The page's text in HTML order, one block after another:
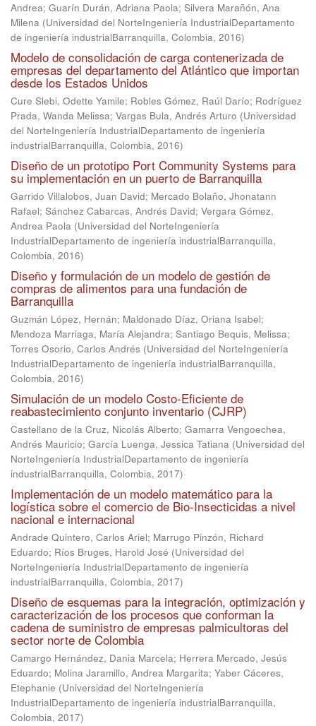
Andrea; Guarín Durán, Adriana Paola; Silvera Marañón, Ana
Milena (Universidad del NorteIngeniería IndustrialDepartamento
de ingeniería industrialBarranquilla, Colombia, 2016)
Modelo de consolidación de carga contenerizada de
empresas del departamento del Atlántico que importan
desde los Estados Unidos
Cure Slebi, Odette Yamile; Robles Gómez, Raúl Darío; Rodríguez
Prada, Wanda Melissa; Vargas Bula, Andrés Arturo (Universidad
del NorteIngeniería IndustrialDepartamento de ingeniería
industrialBarranquilla, Colombia, 2016)
Diseño de un prototipo Port Community Systems para
su implementación en un puerto de Barranquilla
Garrido Villalobos, Juan David; Mercado Bolaño, Jhonatann
Rafael; Sánchez Cabarcas, Andrés David; Vergara Gómez,
Andrea Paola (Universidad del NorteIngeniería
IndustrialDepartamento de ingeniería industrialBarranquilla,
Colombia, 2016)
Diseño y formulación de un modelo de gestión de
compras de alimentos para una fundación de
Barranquilla
Guzmán López, Hernán; Maldonado Díaz, Oriana Isabel;
Mendoza Marriaga, María Alejandra; Santiago Bequis, Melissa;
Torres Osorio, Carlos Andrés (Universidad del NorteIngeniería
IndustrialDepartamento de ingeniería industrialBarranquilla,
Colombia, 2016)
Simulación de un modelo Costo-Eficiente de
reabastecimiento conjunto inventario (CJRP)
Castellano de la Cruz, Nicolás Alberto; Gamarra Vengoechea,
Andrés Mauricio; García Luenga, Jessica Tatiana (Universidad del
NorteIngeniería IndustrialDepartamento de ingeniería
industrialBarranquilla, Colombia, 2017)
Implementación de un modelo matemático para la
logística sobre el comercio de Bio-Insecticidas a nivel
nacional e internacional
Andrade Quintero, Carlos Ariel; Marrugo Pinzón, Richard
Eduardo; Ríos Bruges, Harold José (Universidad del
NorteIngeniería IndustrialDepartamento de ingeniería
industrialBarranquilla, Colombia, 2017)
Diseño de esquemas para la integración, optimización y
caracterización de los procesos que conforman la
cadena de suministro de empresas palmicultoras del
sector norte de Colombia
Camargo Hernández, Dania Marcela; Herrera Mercado, Jesús
Eduardo; Molina Jaramillo, Andrea Margarita; Yaber Cáceres,
Etephanie (Universidad del NorteIngeniería
IndustrialDepartamento de ingeniería industrialBarranquilla,
Colombia, 2017)